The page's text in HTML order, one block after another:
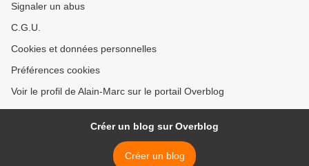
Signaler un abus
C.G.U.
Cookies et données personnelles
Préférences cookies
Voir le profil de Alain-Marc sur le portail Overblog
Créer un blog sur Overblog
Créer un blog